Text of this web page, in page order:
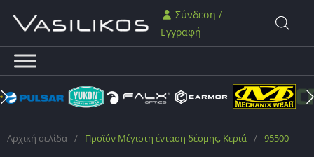
Σύνδεση /
Εγγραφή
Αρχική σελίδα / Προϊόν Μέγιστη ένταση δέσμης, Κεριά / 95500